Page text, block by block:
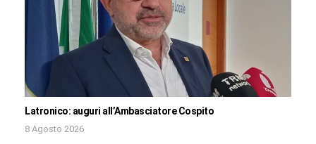
Latronico: auguri all’Ambasciatore Cospito
8 Agosto 2026